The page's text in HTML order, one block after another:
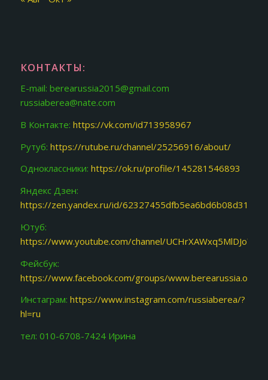
КОНТАКТЫ:
E-mail: berearussia2015@gmail.com
russiaberea@nate.com
В Контакте: https://vk.com/id713958967
Рутуб: https://rutube.ru/channel/25256916/about/
Одноклассники: https://ok.ru/profile/145281546893
Яндекс Дзен:
https://zen.yandex.ru/id/62327455dfb5ea6bd6b08d31
Ютуб:
https://www.youtube.com/channel/
Фейсбук:
https://www.facebook.com/groups/www.berearussia.org/
Инстаграм: https://www.instagram.com/russiaberea/?
hl=ru
тел: 010-6708-7424 Ирина